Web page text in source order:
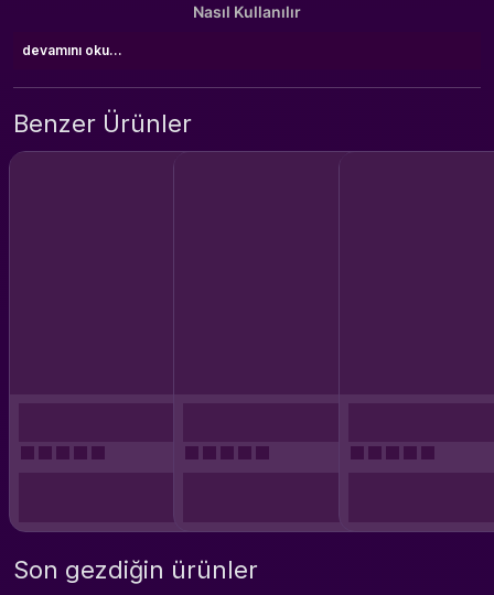
Nasıl Kullanılır
devamını oku...
Benzer Ürünler
Son gezdiğin ürünler